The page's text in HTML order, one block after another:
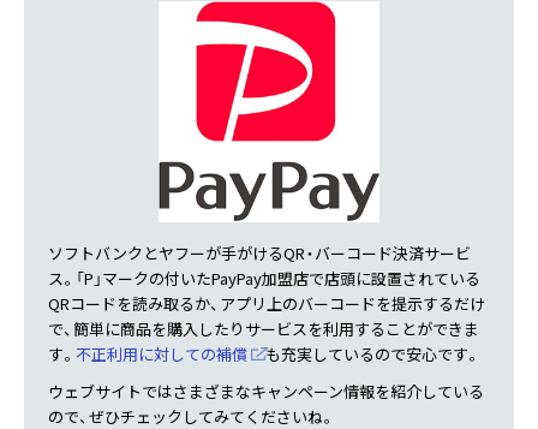
ソフトバンクとヤフーが手がけるQR・バーコード決済サービ
ス。「P」マークの付いたPayPay加盟店で店頭に設置されている
QRコードを読み取るか、アプリ上のバーコードを提示するだけ
で、簡単に商品を購入したりサービスを利用することができま
す。 不正利用に対しての補償
も充実しているので安心です。
ウェブサイトではさまざまなキャンペーン情報を紹介している
ので、ぜひチェックしてみてくださいね。